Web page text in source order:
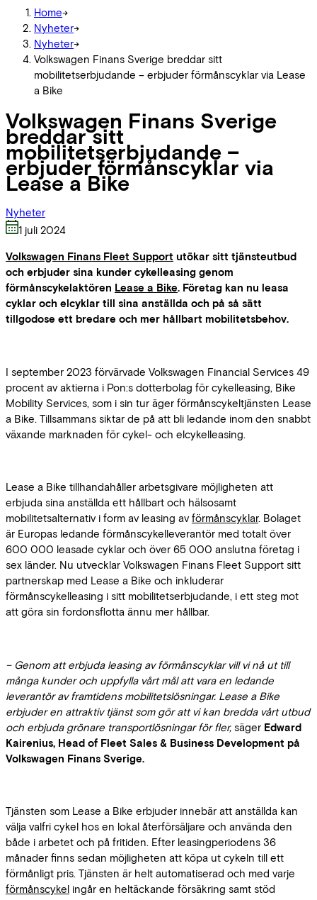
Home->
Nyheter->
Nyheter->
Volkswagen Finans Sverige breddar sitt
mobilitetserbjudande – erbjuder förmånscyklar via Lease
a Bike
Volkswagen Finans Sverige
breddar sitt
mobilitetserbjudande –
erbjuder förmånscyklar via
Lease a Bike
Nyheter
1 juli 2024
Volkswagen Finans Fleet Support utökar sitt tjänsteutbud
och erbjuder sina kunder cykelleasing genom
förmånscykelaktören Lease a Bike. Företag kan nu leasa
cyklar och elcyklar till sina anställda och på så sätt
tillgodose ett bredare och mer hållbart mobilitetsbehov.
I september 2023 förvärvade Volkswagen Financial Services 49
procent av aktierna i Pon:s dotterbolag för cykelleasing, Bike
Mobility Services, som i sin tur äger förmånscykeltjänsten Lease
a Bike. Tillsammans siktar de på att bli ledande inom den snabbt
växande marknaden för cykel- och elcykelleasing.
Lease a Bike tillhandahåller arbetsgivare möjligheten att
erbjuda sina anställda ett hållbart och hälsosamt
mobilitetsalternativ i form av leasing avförmånscyklar. Bolaget
är Europas ledande förmånscykelleverantör med totalt över
600 000 leasade cyklar och över 65 000 anslutna företag i
sex länder. Nu utvecklar Volkswagen Finans Fleet Support sitt
partnerskap med Lease a Bike och inkluderar
förmånscykelleasing i sitt mobilitetserbjudande, i ett steg mot
att göra sin fordonsflotta ännu mer hållbar.
– Genom att erbjuda leasing av förmånscyklar vill vi nå ut till
många kunder och uppfylla vårt mål att vara en ledande
leverantör av framtidens mobilitetslösningar. Lease a Bike
erbjuder en attraktiv tjänst som gör att vi kan bredda vårt utbud
och erbjuda grönare transportlösningar för fler, säger Edward
Kairenius, Head of Fleet Sales & Business Development på
Volkswagen Finans Sverige.
Tjänsten som Lease a Bike erbjuder innebär att anställda kan
välja valfri cykel hos en lokal återförsäljare och använda den
både i arbetet och på fritiden. Efter leasingperiodens 36
månader finns sedan möjligheten att köpa ut cykeln till ett
förmånligt pris. Tjänsten är helt automatiserad och med varje
förmånscykel ingår en heltäckande försäkring samt stöd